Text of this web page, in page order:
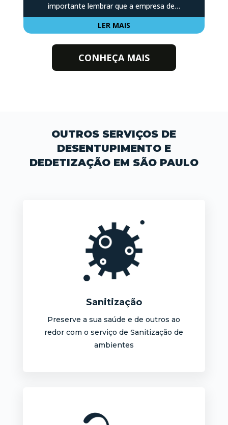
importante lembrar que a empresa de…
LER MAIS
CONHEÇA MAIS
OUTROS SERVIÇOS DE
DESENTUPIMENTO E
DEDETIZAÇÃO EM SÃO PAULO
Sanitização
Preserve a sua saúde e de outros ao
redor com o serviço de Sanitização de
ambientes